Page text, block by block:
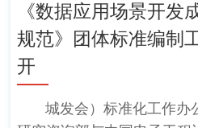
《数据应用场景开发
规范》团体标准编制
开
城发会）标准化工作办